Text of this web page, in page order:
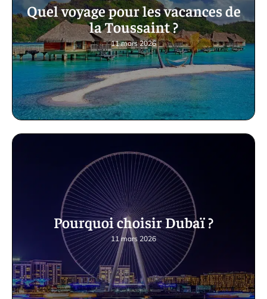
Quel voyage pour les vacances de
la Toussaint ?
11 mars 2026
Pourquoi choisir Dubaï ?
11 mars 2026